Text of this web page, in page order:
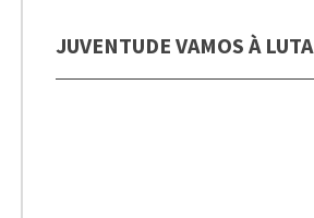
JUVENTUDE VAMOS À LUTA